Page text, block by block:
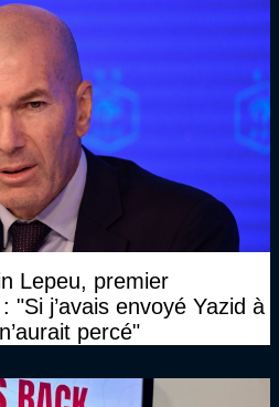
Lepeu, premier
"Si j’avais envoyé Yazid à
percé"